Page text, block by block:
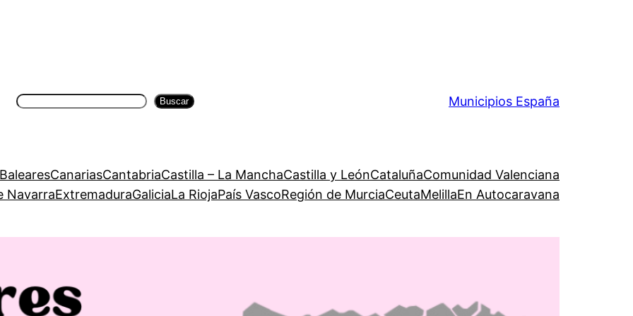
Buscar Buscar Municipios España
CanariasCantabriaCastilla – La ManchaCastilla y LeónCataluñaComunidad Valenciana
NavarraExtremaduraGaliciaLa RiojaPaís VascoRegión de MurciaCeutaMelillaEn Autocaravana